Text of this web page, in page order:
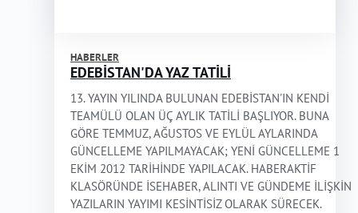
HABERLER
EDEBİSTAN'DA YAZ TATİLİ
13. YAYIN YILINDA BULUNAN EDEBİSTAN'IN KENDİ
TEAMÜLÜ OLAN ÜÇ AYLIK TATİLİ BAŞLIYOR. BUNA
GÖRE TEMMUZ, AĞUSTOS VE EYLÜL AYLARINDA
GÜNCELLEME YAPILMAYACAK; YENİ GÜNCELLEME 1
EKİM 2012 TARİHİNDE YAPILACAK. HABERAKTİF
KLASÖRÜNDE İSEHABER, ALINTI VE GÜNDEME İLİŞKİN
YAZILARIN YAYIMI KESİNTİSİZ OLARAK SÜRECEK.